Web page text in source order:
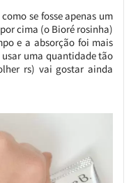
se fosse apenas um
cima (o Bioré rosinha)
e a absorção foi mais
uma quantidade tão
rs) vai gostar ainda